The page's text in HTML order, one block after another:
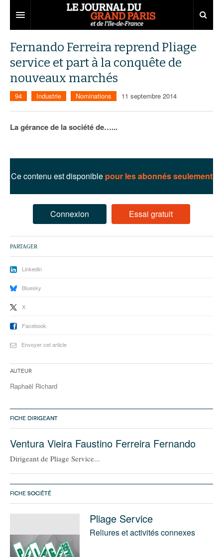
Territoires
Aménagement
Collectivités
Entreprises
Développement économique
Marchés publics
Départements
92
93
94
Ecouter les épisodes
Lire les résumés
Fernando Ferreira reprend Pliage
service et part à la conquête de
nouveaux marchés
94 Industrie Nominations 11 septembre 2014
La gérance de la société de…...
Ce contenu est disponible pour les abonnés seulement
Connexion Essai gratuit
PARTAGER
Linkedin
Bluesky
X
Facebook
Envoyer cet article
Auteur
Raphaël Richard
FICHE DIRIGEANT
Ventura Vieira Faustino Ferreira Fernando
Dirigeant de Pliage Service...
FICHE SOCIÉTÉ
Pliage Service
Reliures et activités connexes